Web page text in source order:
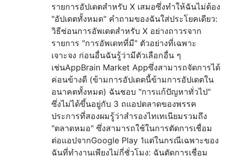
รายการอัปเดตสำหรับ X เสมอซึ่งทำให้ฉันไม่ต้อง
"อัปเดตทั้งหมด" คำถามของฉันใส่ประโยคเดียว:
วิธีซ่อนการอัพเดตสำหรับ X อย่างถาวรจาก
รายการ "การอัพเดทที่มี" ตัวอย่างที่เฉพาะ
เจาะจง ก่อนอื่นฉันรู้ว่ามีตัวเลือกอื่น ๆ
เช่นAppBrain Market Appซึ่งสามารถจัดการได้
ค่อนข้างดี (ข้ามการอัปเดตนี้ข้ามการอัปเดตใน
อนาคตทั้งหมด) ฉันชอบ "การแก้ปัญหาทั่วไป"
ซึ่งไม่ได้ขึ้นอยู่กับ 3 ถแอปตลาดของพรรค
ประการที่สองผมรู้ว่าสำรองไทเทเนียมรวมถึง
"ตลาดหมอ" ซึ่งสามารถใช้ในการตัดการเชื่อม
ต่อแอปจากGoogle Play 1แต่ในกรณีเฉพาะของ
ฉันที่ทำงานเพียงไม่กี่ชั่วโมง: ฉันตัดการเชื่อม